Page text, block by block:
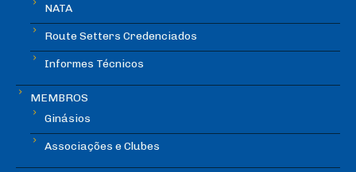
NATA
Route Setters Credenciados
Informes Técnicos
MEMBROS
Ginásios
Associações e Clubes